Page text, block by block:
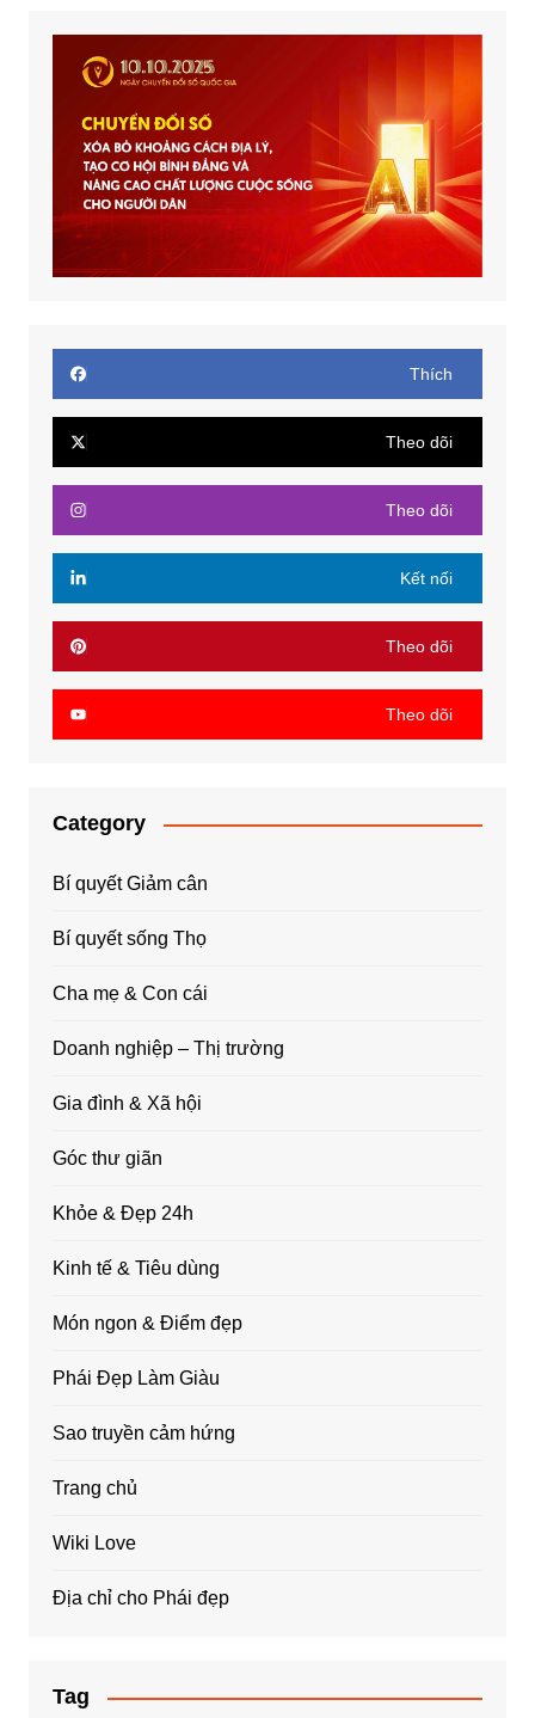
Thích
Theo dõi
Theo dõi
Kết nối
Theo dõi
Theo dõi
Category
Bí quyết Giảm cân
Bí quyết sống Thọ
Cha mẹ & Con cái
Doanh nghiệp – Thị trường
Gia đình & Xã hội
Góc thư giãn
Khỏe & Đẹp 24h
Kinh tế & Tiêu dùng
Món ngon & Điểm đẹp
Phái Đẹp Làm Giàu
Sao truyền cảm hứng
Trang chủ
Wiki Love
Địa chỉ cho Phái đẹp
Tag